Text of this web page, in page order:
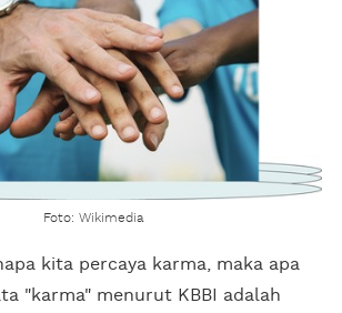
Foto: Wikimedia
kita percaya karma, maka apa
"karma" menurut KBBI adalah